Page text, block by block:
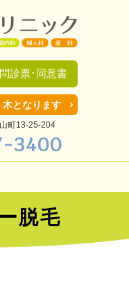
問診票･同意書
となります
町13-25-204
3400
脱毛